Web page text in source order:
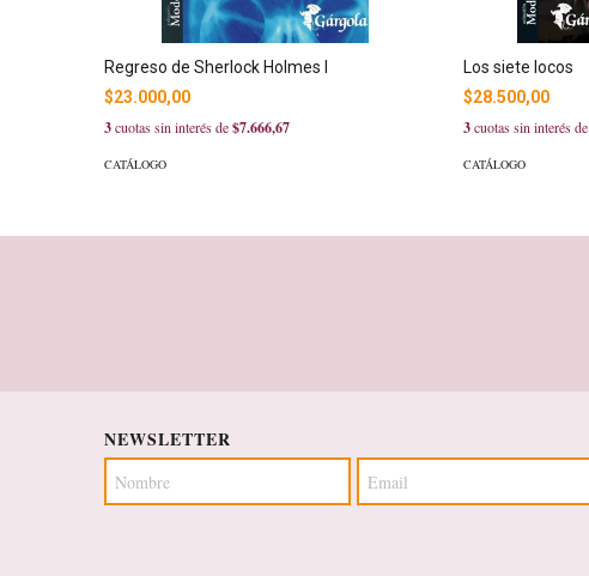
Regreso de Sherlock Holmes I
$23.000,00
3cuotas sin interés de$7.666,67
CATÁLOGO
Los siete locos
$28.500,00
3cuotas sin interés de
CATÁLOGO
NEWSLETTER